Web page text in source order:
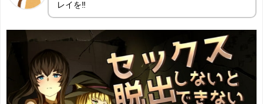
レイを‼